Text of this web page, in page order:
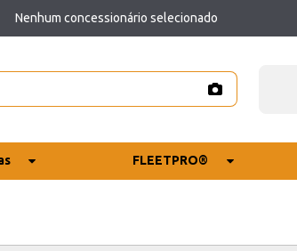
Nenhum concessionário selecionado
FLEETPRO®